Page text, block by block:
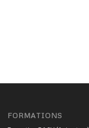
FORMATIONS